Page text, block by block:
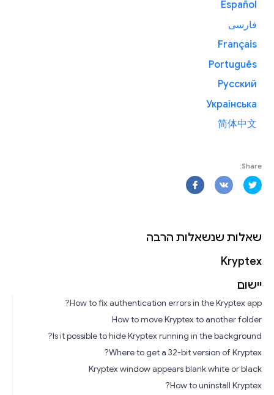
שאלות שנשאלות הרבה
Kryptex
יישום
How to fix authentication errors in the Kryptex app?
How to move Kryptex to another folder
Is it possible to hide Kryptex running in the background?
Where to get a 32-bit version of Kryptex?
Kryptex window appears blank white or black
How to uninstall Kryptex?
Español
فارسی
Français
Português
Русский
Українська
简体中文
Share: